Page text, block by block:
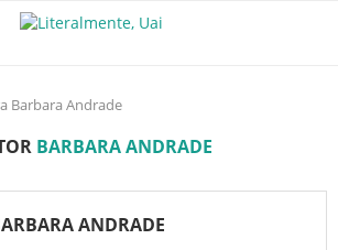
Barbara Andrade
BARBARA ANDRADE
ANDRADE